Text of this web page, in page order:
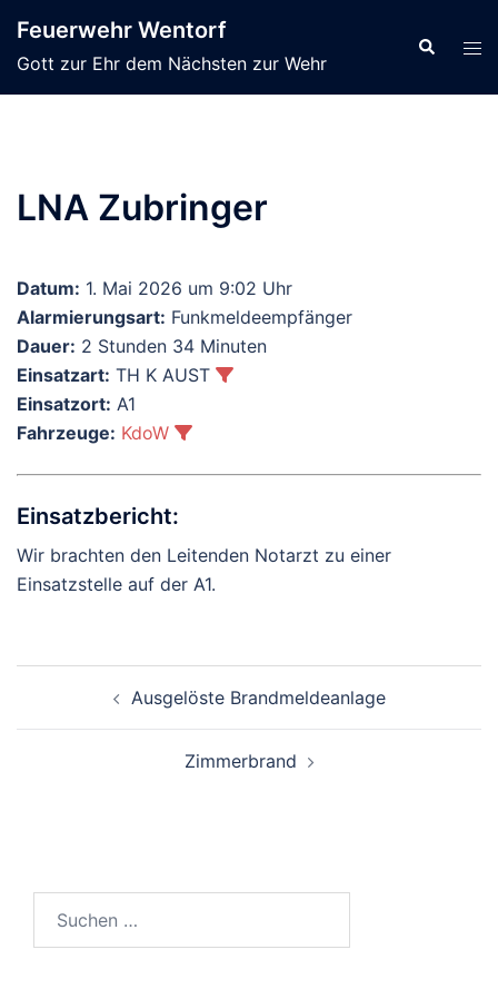
Inhalt
springen
Feuerwehr Wentorf
Gott zur Ehr dem Nächsten zur Wehr
Suche
LNA Zubringer
Datum: 1. Mai 2026 um 9:02 Uhr
Alarmierungsart: Funkmeldeempfänger
Dauer: 2 Stunden 34 Minuten
Einsatzart: TH K AUST
Einsatzort: A1
Fahrzeuge: KdoW
Einsatzbericht:
Wir brachten den Leitenden Notarzt zu einer
Einsatzstelle auf der A1.
Ausgelöste Brandmeldeanlage
Zimmerbrand